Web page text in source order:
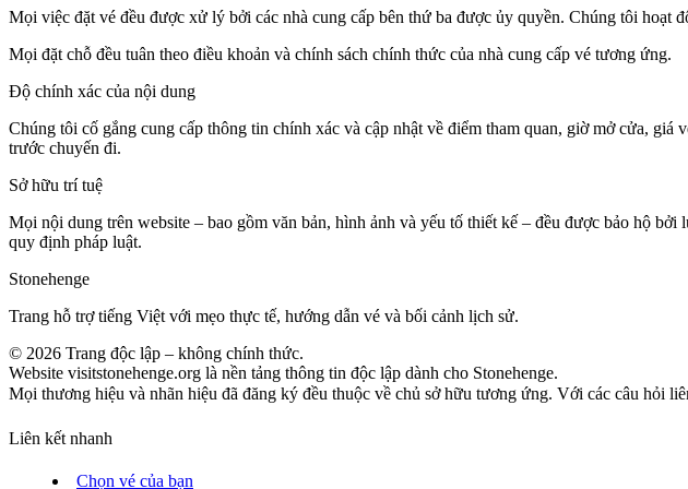
Mọi việc đặt vé đều được xử lý bởi các nhà cung cấp bên thứ ba được ủy quyền. Chúng tôi
Mọi đặt chỗ đều tuân theo điều khoản và chính sách chính thức của nhà cung cấp vé tương ứng.
Độ chính xác của nội dung
Chúng tôi cố gắng cung cấp thông tin chính xác và cập nhật về điểm tham quan, giờ mở cửa,
trước chuyến đi.
Sở hữu trí tuệ
Mọi nội dung trên website – bao gồm văn bản, hình ảnh và yếu tố thiết kế – đều được bảo hộ
quy định pháp luật.
Stonehenge
Trang hỗ trợ tiếng Việt với mẹo thực tế, hướng dẫn vé và bối cảnh lịch sử.
© 2026 Trang độc lập – không chính thức.
Website visitstonehenge.org là nền tảng thông tin độc lập dành cho Stonehenge.
Mọi thương hiệu và nhãn hiệu đã đăng ký đều thuộc về chủ sở hữu tương ứng. Với các câu hỏi
Liên kết nhanh
Chọn vé của bạn